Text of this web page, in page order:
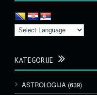
KATEGORIJE
ASTROLOGIJA (639)